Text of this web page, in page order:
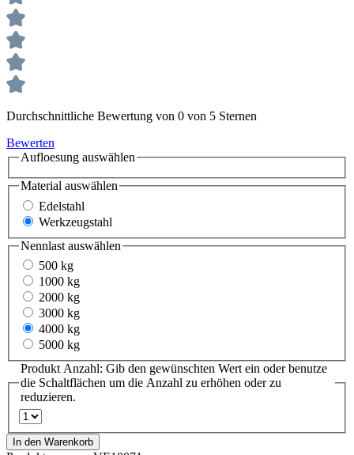
Durchschnittliche Bewertung von 0 von 5 Sternen
Bewerten
Aufloesung auswählen
Material auswählen
Edelstahl
Werkzeugstahl
Nennlast auswählen
500 kg
1000 kg
2000 kg
3000 kg
4000 kg
5000 kg
Produkt Anzahl: Gib den gewünschten Wert ein oder benutze
die Schaltflächen um die Anzahl zu erhöhen oder zu
reduzieren.
In den Warenkorb